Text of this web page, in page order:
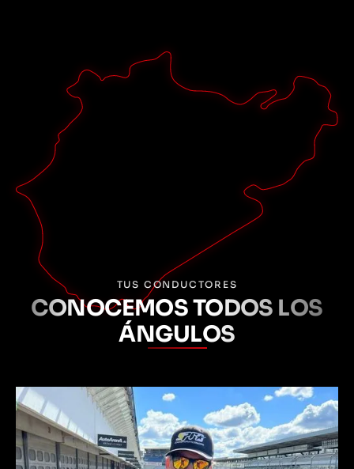
Experimenta y recuerda
Sienta las carreras en el Nürburgring Nordschleife.
Grabaremos tu viaje en un vídeo onboard. Así no solo
guardarás esta experiencia única en tus recuerdos, sino
que también podrás compartirla con tus amigos. Solo
tienes que reservar tu vídeo en nuestra tienda.
Reserva BMW M3
TUS CONDUCTORES
CONOCEMOS TODOS LOS
ÁNGULOS